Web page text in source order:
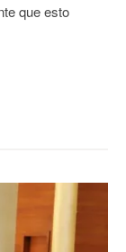
que esto